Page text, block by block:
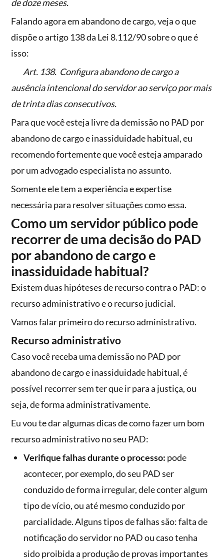
de doze meses.
Falando agora em abandono de cargo, veja o que
dispõe o artigo 138 da Lei 8.112/90 sobre o que é
isso:
Art. 138. Configura abandono de cargo a
ausência intencional do servidor ao serviço por mais
de trinta dias consecutivos.
Para que você esteja livre da demissão no PAD por
abandono de cargo e inassiduidade habitual, eu
recomendo fortemente que você esteja amparado
por um advogado especialista no assunto.
Somente ele tem a experiência e expertise
necessária para resolver situações como essa.
Como um servidor público pode
recorrer de uma decisão do PAD
por abandono de cargo e
inassiduidade habitual?
Existem duas hipóteses de recurso contra o PAD: o
recurso administrativo e o recurso judicial.
Vamos falar primeiro do recurso administrativo.
Recurso administrativo
Caso você receba uma demissão no PAD por
abandono de cargo e inassiduidade habitual, é
possível recorrer sem ter que ir para a justiça, ou
seja, de forma administrativamente.
Eu vou te dar algumas dicas de como fazer um bom
recurso administrativo no seu PAD:
Verifique falhas durante o processo: pode
acontecer, por exemplo, do seu PAD ser
conduzido de forma irregular, dele conter algum
tipo de vício, ou até mesmo conduzido por
parcialidade. Alguns tipos de falhas são: falta de
notificação do servidor no PAD ou caso tenha
sido proibida a produção de provas importantes